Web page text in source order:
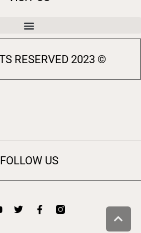
© 2023 ALL RIGHTS RESERVED
FOLLOW US
גלילה לראש העמוד